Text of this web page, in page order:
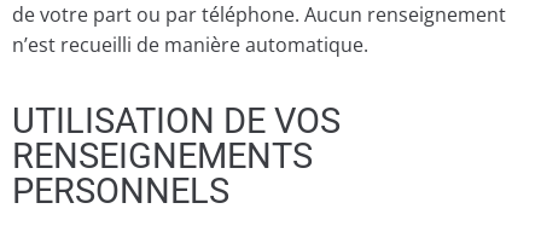
de votre part ou par téléphone. Aucun renseignement
n’est recueilli de manière automatique.
UTILISATION DE VOS
RENSEIGNEMENTS
PERSONNELS